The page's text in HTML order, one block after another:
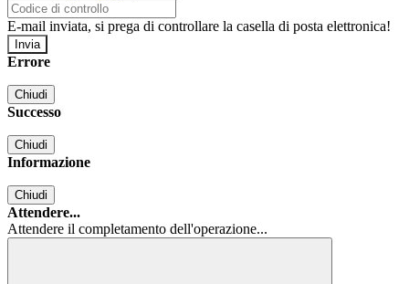
E-mail inviata, si prega di controllare la casella di posta elettronica!
Errore
Chiudi
Successo
Chiudi
Informazione
Chiudi
Attendere...
Attendere il completamento dell'operazione...